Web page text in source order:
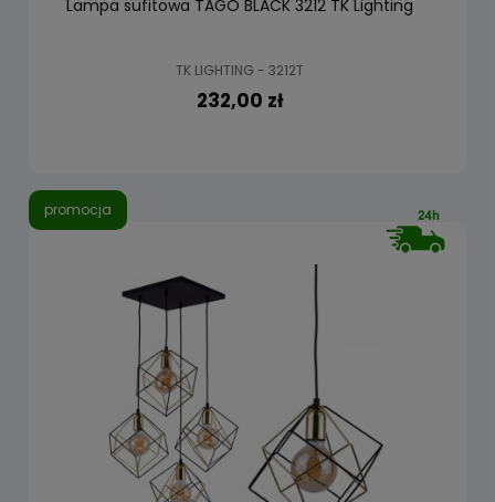
Lampa sufitowa TAGO BLACK 3212 TK Lighting
TK LIGHTING - 3212T
232,00 zł
promocja